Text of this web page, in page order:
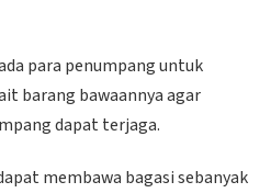
para penumpang untuk
barang bawaannya agar
dapat terjaga.
membawa bagasi sebanyak